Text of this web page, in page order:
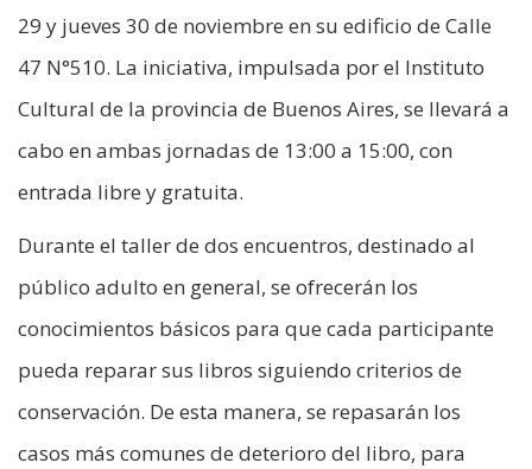
29 y jueves 30 de noviembre en su edificio de Calle
47 N°510. La iniciativa, impulsada por el Instituto
Cultural de la provincia de Buenos Aires, se llevará a
cabo en ambas jornadas de 13:00 a 15:00, con
entrada libre y gratuita.
Durante el taller de dos encuentros, destinado al
público adulto en general, se ofrecerán los
conocimientos básicos para que cada participante
pueda reparar sus libros siguiendo criterios de
conservación. De esta manera, se repasarán los
casos más comunes de deterioro del libro, para